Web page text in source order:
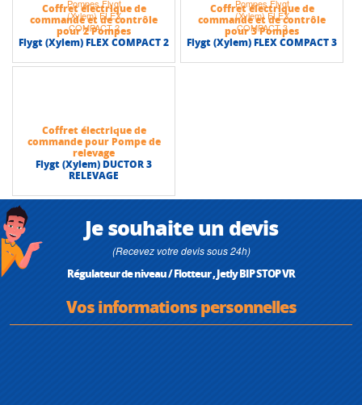
Coffret électrique de
commande et de contrôle
pour 2 Pompes
Flygt (Xylem) FLEX COMPACT 2
Coffret électrique de
commande et de contrôle
pour 3 Pompes
Flygt (Xylem) FLEX COMPACT 3
Coffret électrique de
commande pour Pompe de
relevage
Flygt (Xylem) DUCTOR 3
RELEVAGE
Je souhaite un devis
(Recevez votre devis sous 24h)
Régulateur de niveau / Flotteur , Jetly BIP STOP VR
Vos informations personnelles